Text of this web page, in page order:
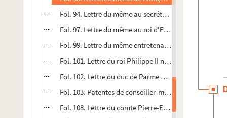
Fol. 94. Lettre du même au secrétaire d'État Laloo,
Fol. 97. Lettre du même au roi d'Espagne relatant
Fol. 99. Lettre du même entretenant Philippe II des
Fol. 101. Lettre du roi Philippe II notifiant au duc de
Fol. 102. Lettre du duc de Parme déclarant que la
Fol. 103. Patentes de conseiller-maître aux requêtes
Fol. 108. Lettre du comte Pierre-Ernest de Mansfeld,